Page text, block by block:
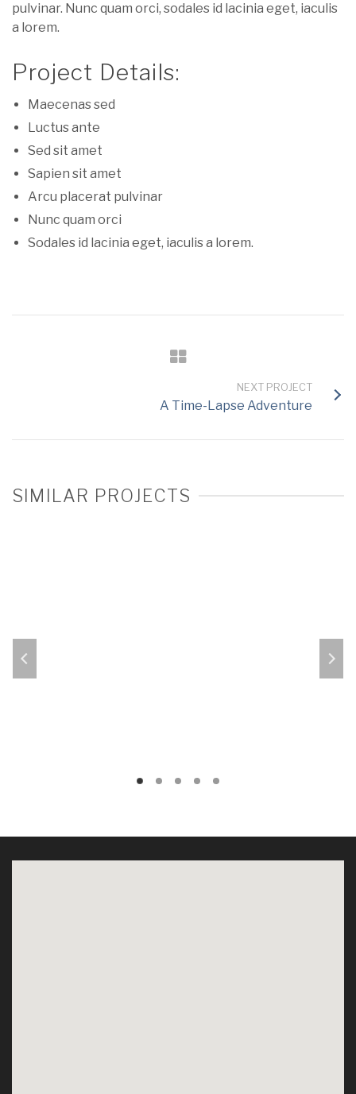
pulvinar. Nunc quam orci, sodales id lacinia eget, iaculis
a lorem.
Project Details:
Maecenas sed
Luctus ante
Sed sit amet
Sapien sit amet
Arcu placerat pulvinar
Nunc quam orci
Sodales id lacinia eget, iaculis a lorem.
NEXT PROJECT
A Time-Lapse Adventure
SIMILAR PROJECTS